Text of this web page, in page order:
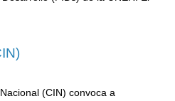
(CIN) convoca a